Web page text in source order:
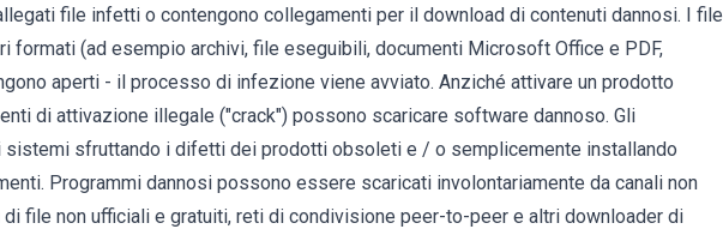
file infetti o contengono collegamenti per il download di contenuti dannosi. I file
formati (ad esempio archivi, file eseguibili, documenti Microsoft Office e PDF,
aperti - il processo di infezione viene avviato. Anziché attivare un prodotto
di attivazione illegale ("crack") possono scaricare software dannoso. Gli
sistemi sfruttando i difetti dei prodotti obsoleti e / o semplicemente installando
Programmi dannosi possono essere scaricati involontariamente da canali non
file non ufficiali e gratuiti, reti di condivisione peer-to-peer e altri downloader di